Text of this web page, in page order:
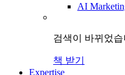
AI
검색이 바뀌었습
책 받기
Expertise